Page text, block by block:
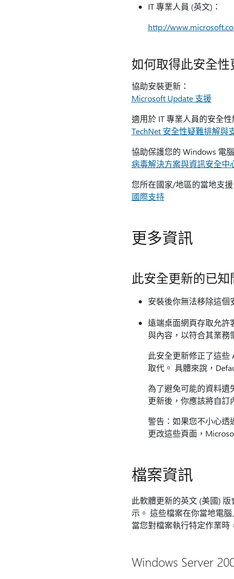
IT 專業人員 (英文)：
http://
如何取得此安全
協助安裝更新：
Microsoft Update 支援
適用於 IT 專業人員的安全性
TechNet 安全性疑難排解與
協助保護您的 Windows 電
病毒解決方案與資訊安全中
您所在國家/地區的當地支援
國際支持
更多資訊
此安全更新的已知
安裝後你無法移除這個
遠端桌面網頁存取允許
與內容，以符合其業務
此安全更新修正了這些
取代。 具體來說，
為了避免可能的資料遺
更新後，你應該將自訂
警告：如果您不小心透
更改這些頁面，
檔案資訊
此軟體更新的英文 (美國)
示。 這些檔案在你當地電
當您對檔案執行特定作業時
Windows Server